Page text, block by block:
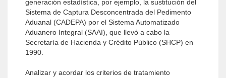
generación estadística, por ejemplo, la sustitución del
Sistema de Captura Desconcentrada del Pedimento
Aduanal (CADEPA) por el Sistema Automatizado
Aduanero Integral (SAAI), que llevó a cabo la
Secretaría de Hacienda y Crédito Público (SHCP) en
1990.
Analizar y acordar los criterios de tratamiento